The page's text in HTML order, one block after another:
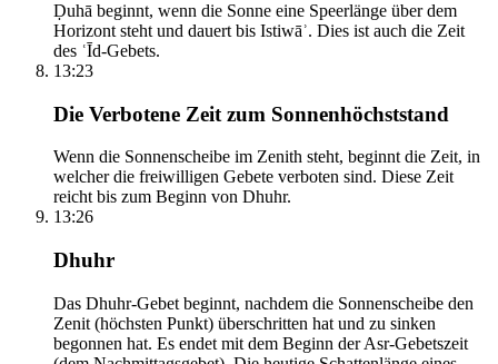
Ḍuhā beginnt, wenn die Sonne eine Speerlänge über dem
Horizont steht und dauert bis Istiwāʾ. Dies ist auch die Zeit
des ʿĪd-Gebets.
13:23
Die Verbotene Zeit zum Sonnenhöchststand
Wenn die Sonnenscheibe im Zenith steht, beginnt die Zeit, in
welcher die freiwilligen Gebete verboten sind. Diese Zeit
reicht bis zum Beginn von Dhuhr.
13:26
Dhuhr
Das Dhuhr-Gebet beginnt, nachdem die Sonnenscheibe den
Zenit (höchsten Punkt) überschritten hat und zu sinken
begonnen hat. Es endet mit dem Beginn der Asr-Gebetszeit